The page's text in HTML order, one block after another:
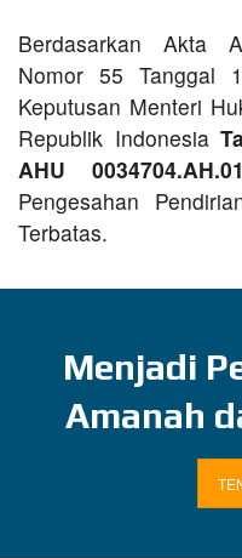
Berdasarkan Akta
Nomor 55 Tanggal
Keputusan Menteri
Republik Indonesia
AHU
Pengesahan
Terbatas.
Menjadi
Amanah